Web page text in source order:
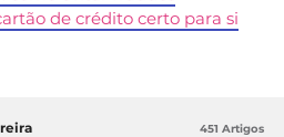
de crédito certo para si
451 Artigos